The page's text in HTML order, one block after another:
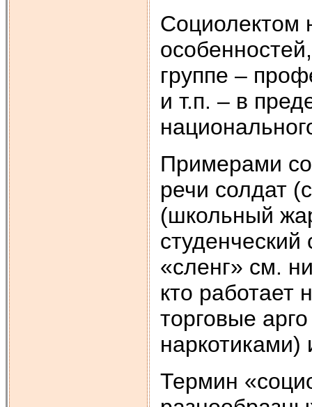
Социолектом
группе –
и т.п. – в
Примерами
речи солдат
(школьный
«сленг» см.
кто работает
торговые
наркотиками)
Термин